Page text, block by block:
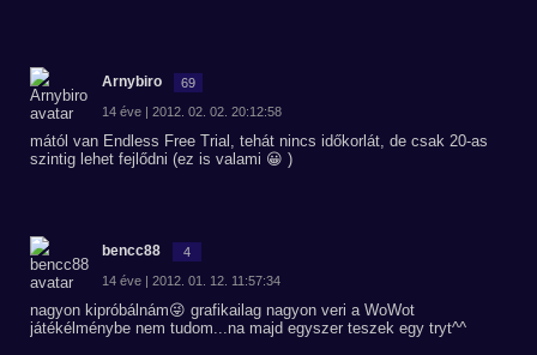
Arnybiro 69
14 éve | 2012. 02. 02. 20:12:58
mától van Endless Free Trial, tehát nincs időkorlát, de csak 20-as
szintig lehet fejlődni (ez is valami 😀 )
bencc88 4
14 éve | 2012. 01. 12. 11:57:34
nagyon kipróbálnám😜 grafikailag nagyon veri a WoWot
játékélménybe nem tudom...na majd egyszer teszek egy tryt^^